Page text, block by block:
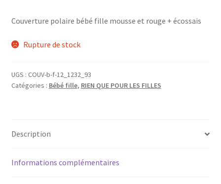
Couverture polaire bébé fille mousse et rouge + écossais
Rupture de stock
UGS : COUV-b-f-12_1232_93
Catégories : Bébé fille, RIEN QUE POUR LES FILLES
Description
Informations complémentaires